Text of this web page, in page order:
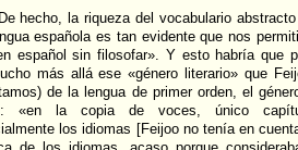
hecho, la riqueza del vocabulario
española es tan evidente que nos
español sin filosofar». Y esto habría que
más allá ese «género literario» que
de la lengua de primer orden, el
«en la copia de voces, único
los idiomas [Feijoo no tenía en